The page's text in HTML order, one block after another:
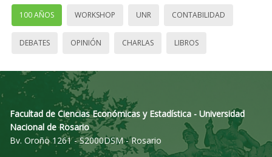
100 AÑOS WORKSHOP UNR CONTABILIDAD
DEBATES OPINIÓN CHARLAS LIBROS
Facultad de Ciencias Económicas y Estadística - Universidad
Nacional de Rosario
Bv. Oroño 1261 - S2000DSM - Rosario